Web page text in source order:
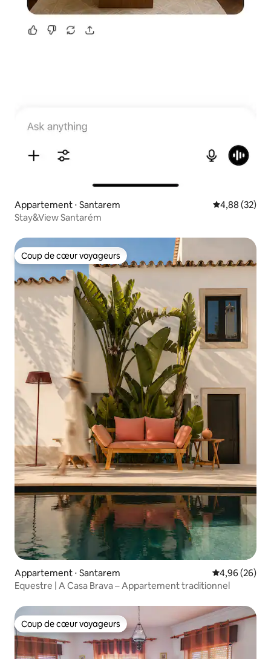
Appartement ⋅ Santarem Évaluation
4,88 (32)
Stay&View Santarém
Coup de cœur voyageurs
Coup de cœur voyageurs
Appartement ⋅ Santarem Évaluation
4,96 (26)
Equestre | A Casa Brava – Appartement traditionnel
Coup de cœur voyageurs
Coup de cœur voyageurs